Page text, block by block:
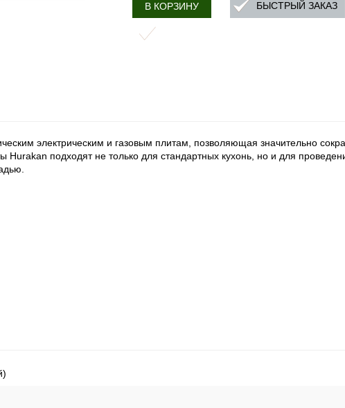
В КОРЗИНУ БЫСТРЫЙ ЗАКАЗ
электрическим и газовым плитам, позволяющая значительно
подходят не только для стандартных кухонь, но и для